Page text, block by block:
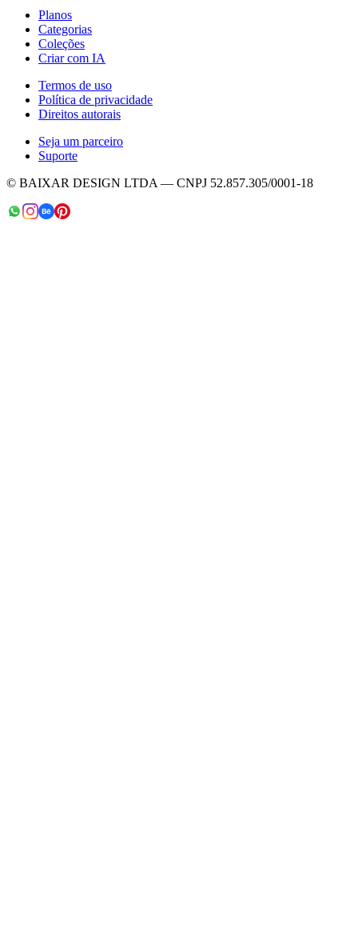
Planos
Categorias
Coleções
Criar com IA
Termos de uso
Política de privacidade
Direitos autorais
Seja um parceiro
Suporte
© BAIXAR DESIGN LTDA — CNPJ 52.857.305/0001-18